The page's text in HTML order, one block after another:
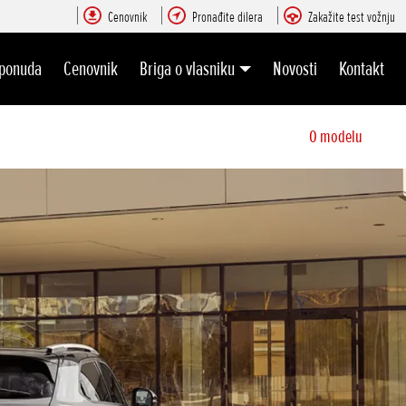
Cenovnik Pronađite dilera Zakažite test vožnju
Cenovnik Briga o vlasniku Novosti Kontakt
O modelu